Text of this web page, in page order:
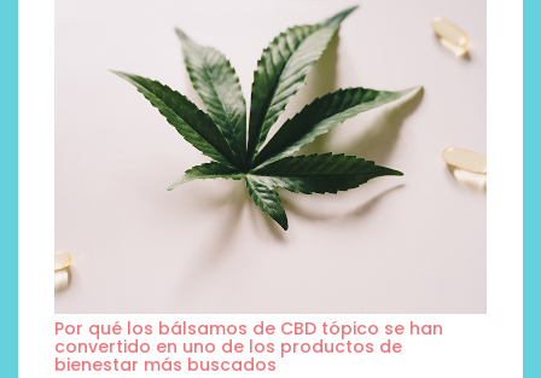
Por qué los bálsamos de CBD tópico se han
convertido en uno de los productos de
bienestar más buscados